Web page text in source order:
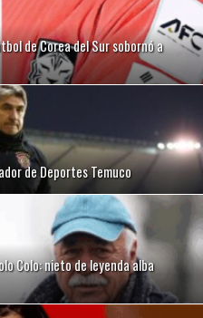
de Corea del Sur sobornó a
de Deportes Temuco
Colo: nieto de leyenda alba